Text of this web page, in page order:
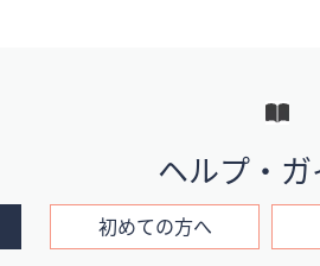
ヘルプ・ガ
初めての方へ